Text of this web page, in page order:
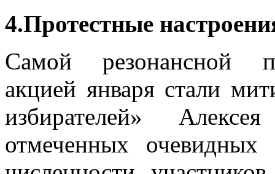
4.Протестные
Самой резонансной
акцией января стали
избирателей»
отмеченных очевидных